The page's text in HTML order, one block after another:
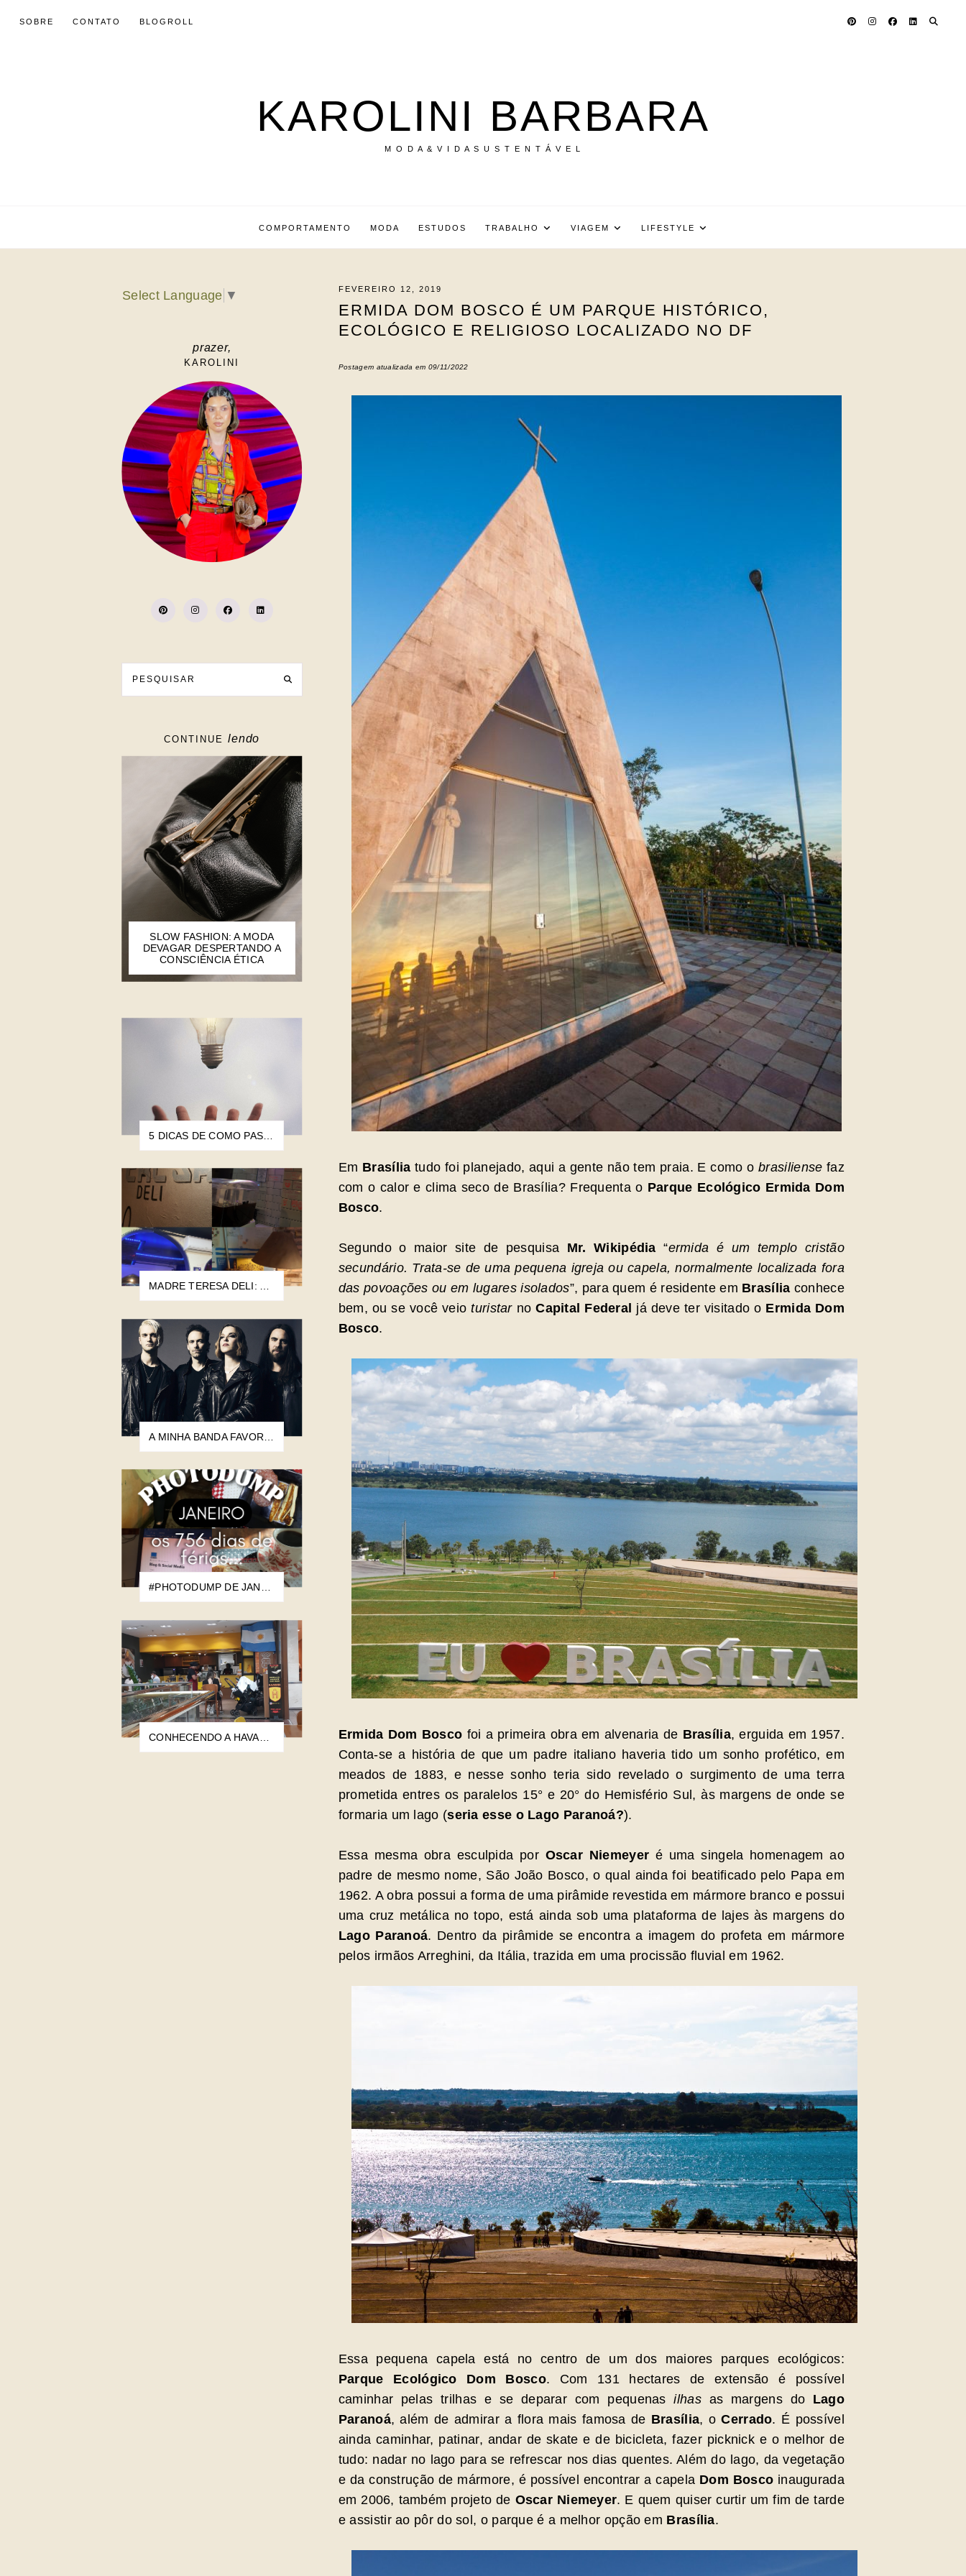
SOBRE CONTATO BLOGROLL
KAROLINI BARBARA
M O D A & V I D A S U S T E N T Á V E L
COMPORTAMENTO MODA ESTUDOS TRABALHO VIAGEM LIFESTYLE
FEVEREIRO 12, 2019
ERMIDA DOM BOSCO É UM PARQUE HISTÓRICO,
ECOLÓGICO E RELIGIOSO LOCALIZADO NO DF
Postagem atualizada em 09/11/2022
Em Brasíliatudo foi planejado, aqui a gente não tem praia. E como obrasiliensefaz
com o calor e clima seco de Brasília? Frequenta o Parque Ecológico Ermida Dom
Bosco.
Segundo o maior site de pesquisa Mr. Wikipédia “ermida é um templo cristão
secundário. Trata-se de uma pequena igreja ou capela, normalmente localizada fora
das povoações ou em lugares isolados”, para quem é residente em Brasília conhece
bem, ou se você veioturistar noCapital Federal já deve ter visitado o Ermida Dom
Bosco.
Ermida Dom Bosco foi a primeira obra em alvenaria de Brasília, erguida em 1957.
Conta-se a história de que um padre italiano haveria tido um sonho profético, em
meados de 1883, e nesse sonho teria sido revelado o surgimento de uma terra
prometida entres os paralelos 15° e 20° do Hemisfério Sul, às margens de onde se
formaria um lago (seria esse o Lago Paranoá?).
Essa mesma obra esculpida por Oscar Niemeyer é uma singela homenagem ao
padre de mesmo nome, São João Bosco, o qual ainda foi beatificado pelo Papa em
1962. A obra possui a forma de uma pirâmide revestida em mármore branco e possui
uma cruz metálica no topo, está ainda sob uma plataforma de lajes às margens do
Lago Paranoá. Dentro da pirâmide se encontra a imagem do profeta em mármore
pelos irmãos Arreghini, da Itália, trazida em uma procissão fluvial em 1962.
Essa pequena capela está no centro de um dos maiores parques ecológicos:
Parque Ecológico Dom Bosco. Com 131 hectares de extensão é possível
caminhar pelas trilhas e se deparar com pequenasilhas as margens do Lago
Paranoá, além de admirar a flora mais famosa de Brasília, oCerrado. É possível
ainda caminhar, patinar, andar de skate e de bicicleta, fazer picknick e o melhor de
tudo: nadar no lago para se refrescar nos dias quentes. Além do lago, da vegetação
e da construção de mármore, é possível encontrar a capela Dom Bosco inaugurada
em 2006, também projeto de Oscar Niemeyer. E quem quiser curtir um fim de tarde
e assistir ao pôr do sol, o parque é a melhor opção em Brasília.
Select Language ▼
prazer,
KAROLINI
CONTINUElendo
SLOW FASHION: A MODA
DEVAGAR DESPERTANDO A
CONSCIÊNCIA ÉTICA
5 DICAS DE COMO PASSO PELO BLOQUEIO CRIATIVO
CONHECENDO A HAVANNA CAFETERIA ESPECIALISTA NO DULCE DE LECHE